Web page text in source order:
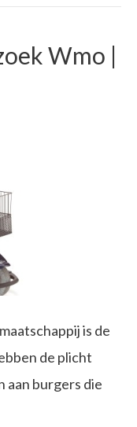
Wmo |
is de
de plicht
aan burgers die